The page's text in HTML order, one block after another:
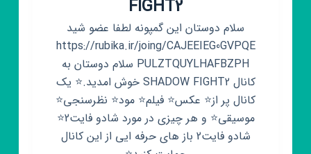
FIGHT2
سلام دوستان این گمپونه لطفا عضو شید
https://rubika.ir/joing/CAJEEIEG0GVPQE
PULZTQUYLHAFBZPH سلام دوستان به
کانال SHADOW FIGHT2 خوش امدید.⭐ یک
کانال پر از⭐ عکس⭐ فیلم⭐ مود⭐ نظرسنجی⭐
موسیقی⭐ و هر چیزی در مورد شادو فایت2⭐
شادو فایت2 باز های حرفه ایی از این کانال